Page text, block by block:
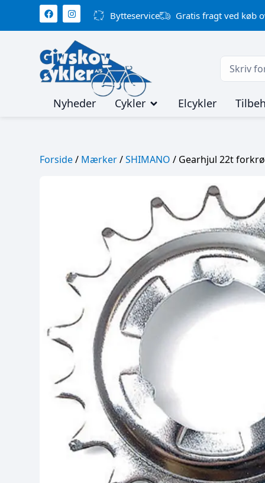
Bytteservice Gratis fragt ved køb
Nyheder Cykler Elcykler
Forside/ Mærker/SHIMANO / Gearhjul 22t